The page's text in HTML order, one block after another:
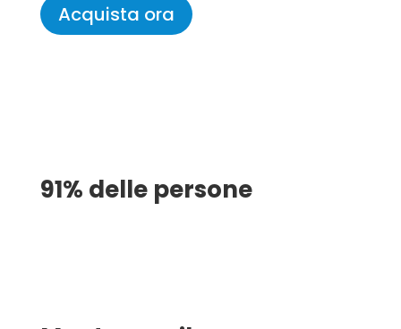
Acquista ora
91% delle persone